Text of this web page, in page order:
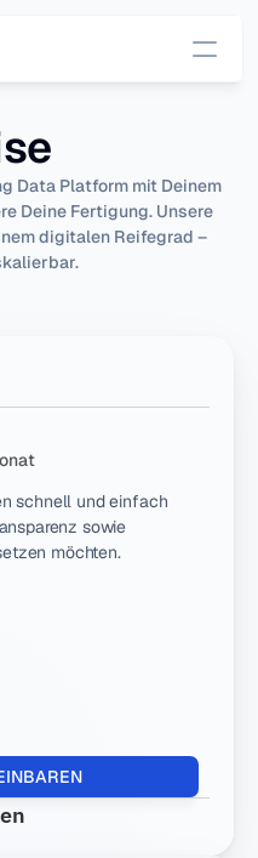
Managemen
t
Prozessdate
nanalyse
Dashboardin
Data Platform mit Deinem
Deine Fertigung. Unsere
digitalen Reifegrad –
schnell und einfach
sowie
möchten.